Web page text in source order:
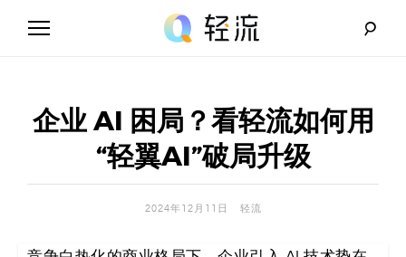
流
_
A
企业 AI 困局？看轻流如何用
“轻翼AI”破局升级
2024年12月11日 轻流